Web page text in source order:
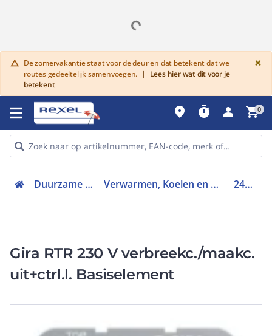
warning De zomervakantie staat voor de deur en dat betekent dat we
routes gedeeltelijk samenvoegen. |
Lees hier wat dit voor je
betekent
×
place timer person shopping_cart0
Duurzame keuze Verwarmen, Koelen en Ventileren 247200
Gira RTR 230 V verbreekc./maakc.
uit+ctrl.l. Basiselement